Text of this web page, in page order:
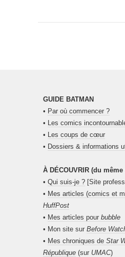
GUIDE BATMAN
• Par où commencer ?
• Les comics
• Les coups de cœur
• Dossiers & informations
À DÉCOUVRIR (du
• Qui suis-je ? [Site
• Mes articles (comics et
HuffPost
• Mes articles pour bubble
• Mon site sur Before
• Mes chroniques de Star
République (sur UMAC)